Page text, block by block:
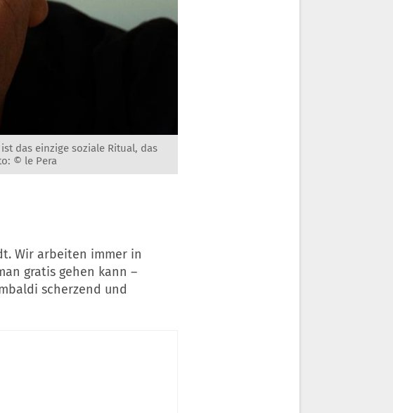
das einzige soziale Ritual, das
© le Pera
Wir arbeiten immer in
gratis gehen kann –
scherzend und